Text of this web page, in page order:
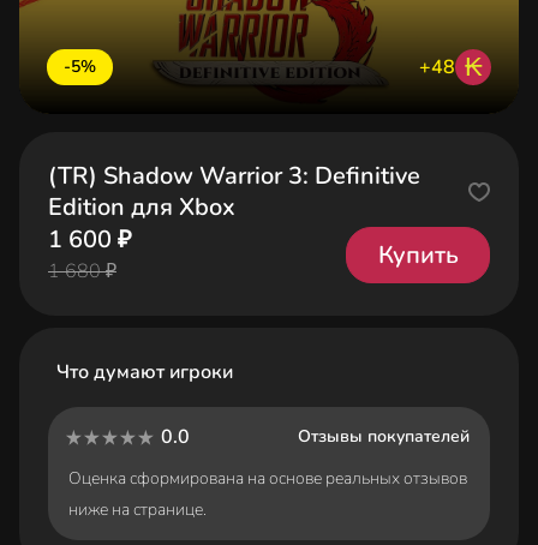
-5% +48 ₭
(TR) Shadow Warrior 3: Definitive
Edition для Xbox
1 600 ₽
1 680 ₽
Купить
Что думают игроки
0.0
Отзывы покупателей
Оценка сформирована на основе реальных отзывов
ниже на странице.